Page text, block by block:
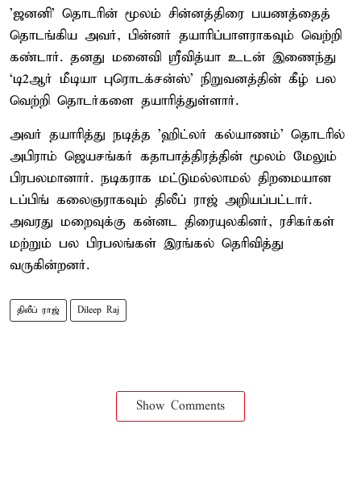
’ஜனனி’ தொடரின் மூலம் சின்னத்திரை பயணத்தைத்
தொடங்கிய அவர், பின்னர் தயாரிப்பாளராகவும் வெற்றி
கண்டார். தனது மனைவி ஸ்ரீவித்யா உடன் இணைந்து
‘டி2ஆர் மீடியா புரொடக்சன்ஸ்’ நிறுவனத்தின் கீழ் பல
வெற்றி தொடர்களை தயாரித்துள்ளார்.
அவர் தயாரித்து நடித்த ’ஹிட்லர் கல்யாணம்’ தொடரில்
அபிராம் ஜெயசங்கர் கதாபாத்திரத்தின் மூலம் மேலும்
பிரபலமானார். நடிகராக மட்டுமல்லாமல் திறமையான
டப்பிங் கலைஞராகவும் திலீப் ராஜ் அறியப்பட்டார்.
அவரது மறைவுக்கு கன்னட திரையுலகினர், ரசிகர்கள்
மற்றும் பல பிரபலங்கள் இரங்கல் தெரிவித்து
வருகின்றனர்.
திலீப் ராஜ் Dileep Raj
Show Comments